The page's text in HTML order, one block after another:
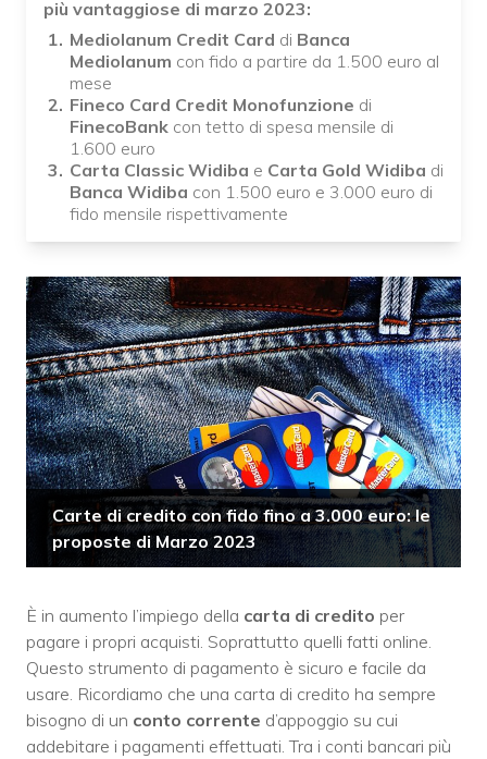
più vantaggiose di marzo 2023:
Mediolanum Credit Card di Banca
Mediolanum con fido a partire da 1.500 euro al
mese
Fineco Card Credit Monofunzione di
FinecoBank con tetto di spesa mensile di
1.600 euro
Carta Classic Widiba e Carta Gold Widiba di
Banca Widiba con 1.500 euro e 3.000 euro di
fido mensile rispettivamente
Carte di credito con fido fino a 3.000 euro: le
proposte di Marzo 2023
È in aumento l’impiego della carta di credito per
pagare i propri acquisti. Soprattutto quelli fatti online.
Questo strumento di pagamento è sicuro e facile da
usare. Ricordiamo che una carta di credito ha sempre
bisogno di un conto corrente d’appoggio su cui
addebitare i pagamenti effettuati. Tra i conti bancari più